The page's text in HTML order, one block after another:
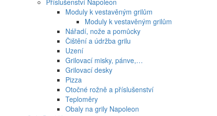
Příslušenství Napoleon
Moduly k vestavěným grilům
Moduly k vestavěným grilům
Nářadí, nože a pomůcky
Čištění a údržba grilu
Uzení
Grilovací misky, pánve,…
Grilovací desky
Pizza
Otočné rožně a příslušenství
Teploměry
Obaly na grily Napoleon